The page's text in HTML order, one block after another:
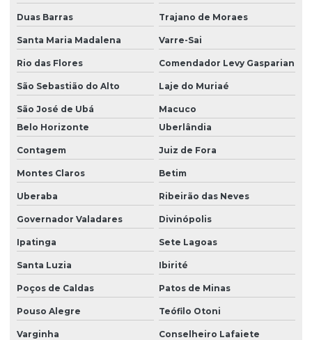
Filtro para tratamento de ferro e manganês
Filtro de turbidez para indústria
Filtros de água para remoção de turbidez
Filtros desferrizadores
Fornecedor de filtro abrandador
Fornecedor de filtro abrandador industrial
Fornecedor de filtro para poço artesiano
Fornecedor de osmose reversa
Limpeza química com osmose reversa
Loja de filtro poço artesiano
Melhor filtro para água de poço
Duas Barras Trajano de Moraes
Santa Maria Madalena Varre-Sai
Rio das Flores Comendador Levy Gasparian
São Sebastião do Alto Laje do Muriaé
São José de Ubá
Macuco
Belo Horizonte
Uberlândia
Contagem Juiz de Fora
Montes Claros Betim
Uberaba Ribeirão das Neves
Governador Valadares Divinópolis
Ipatinga Sete Lagoas
Santa Luzia Ibirité
Poços de Caldas Patos de Minas
Pouso Alegre Teófilo Otoni
Varginha Conselheiro Lafaiete